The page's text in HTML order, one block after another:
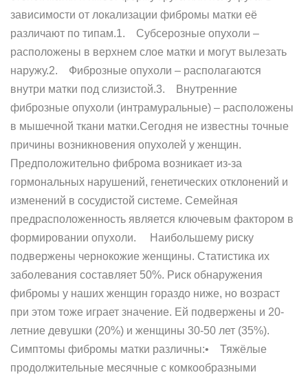
зависимости от локализации фибромы матки её
различают по типам.1. Субсерозные опухоли –
расположены в верхнем слое матки и могут вылезать
наружу.2. Фиброзные опухоли – располагаются
внутри матки под слизистой.3. Внутренние
фиброзные опухоли (интрамуральные) – расположены
в мышечной ткани матки.Сегодня не известны точные
причины возникновения опухолей у женщин.
Предположительно фиброма возникает из-за
гормональных нарушений, генетических отклонений и
изменений в сосудистой системе. Семейная
предрасположенность является ключевым фактором в
формировании опухоли. Наибольшему риску
подвержены чернокожие женщины. Статистика их
заболевания составляет 50%. Риск обнаружения
фибромы у наших женщин гораздо ниже, но возраст
при этом тоже играет значение. Ей подвержены и 20-
летние девушки (20%) и женщины 30-50 лет (35%).
Симптомы фибромы матки различны:• Тяжёлые
продолжительные месячные с комкообразными